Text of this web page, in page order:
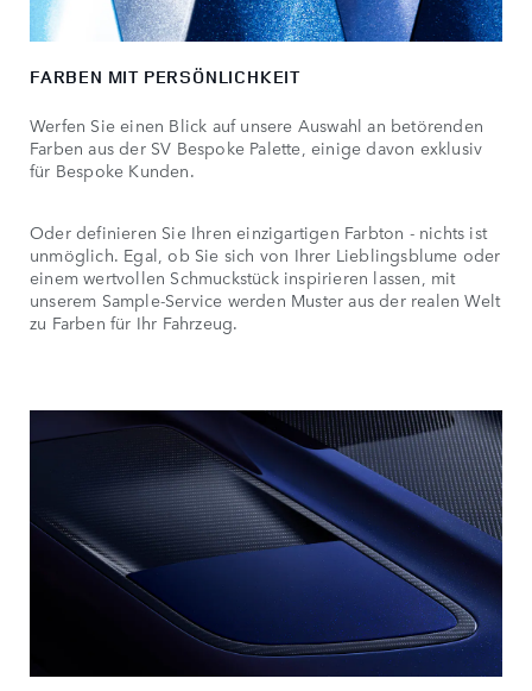
FARBEN MIT PERSÖNLICHKEIT
Werfen Sie einen Blick auf unsere Auswahl an betörenden
Farben aus der SV Bespoke Palette, einige davon exklusiv
für Bespoke Kunden.
Oder definieren Sie Ihren einzigartigen Farbton - nichts ist
unmöglich. Egal, ob Sie sich von Ihrer Lieblingsblume oder
einem wertvollen Schmuckstück inspirieren lassen, mit
unserem Sample-Service werden Muster aus der realen Welt
zu Farben für Ihr Fahrzeug.